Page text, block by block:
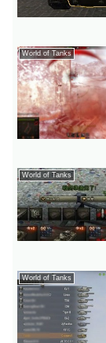
World of Tanks
World of Tanks
World of Tanks